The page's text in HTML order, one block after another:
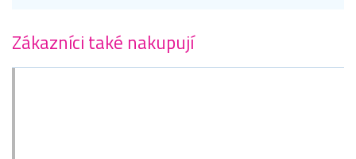
Zákazníci také nakupují